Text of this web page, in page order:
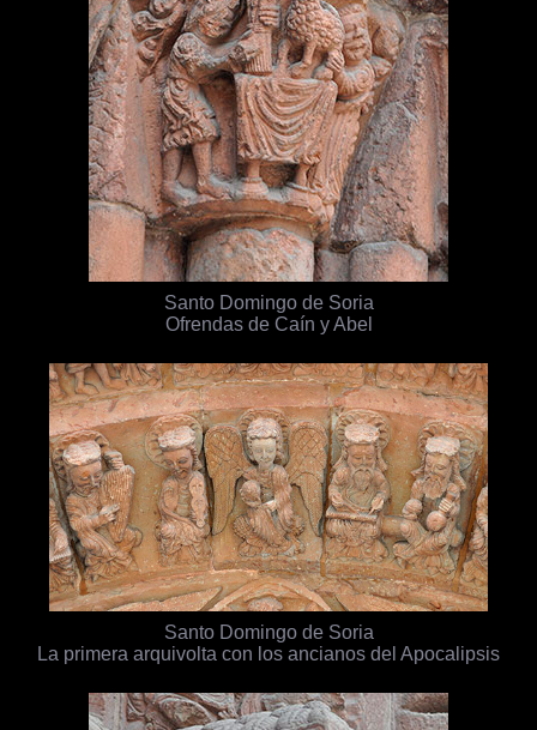
Santo Domingo de Soria
Ofrendas de Caín y Abel
Santo Domingo de Soria
La primera arquivolta con los ancianos del Apocalipsis